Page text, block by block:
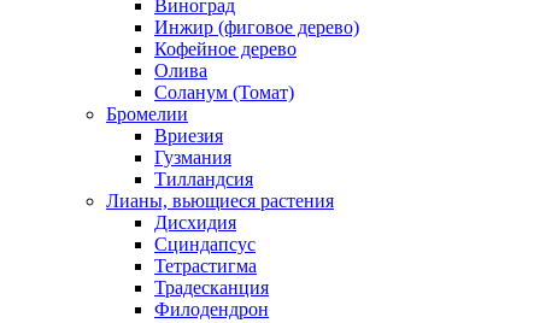
Виноград
Инжир (фиговое дерево)
Кофейное дерево
Олива
Соланум (Томат)
Бромелии
Вриезия
Гузмания
Тилландсия
Лианы, вьющиеся растения
Дисхидия
Сциндапсус
Тетрастигма
Традесканция
Филодендрон